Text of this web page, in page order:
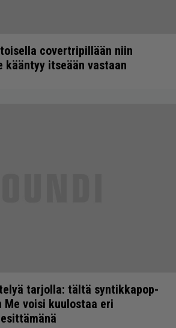
covertripillään niin
kääntyy itseään vastaan
tarjolla: tältä syntikkapop-
Me voisi kuulostaa eri